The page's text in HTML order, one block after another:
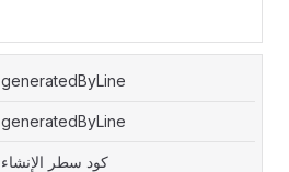
generatedByLine
generatedByLine
كود سطر الإنشاء